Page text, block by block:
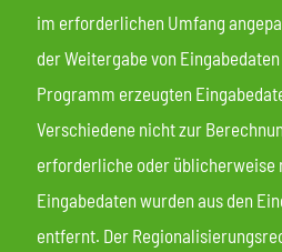
im erforderlichen Umfang
der Weitergabe von
Programm erzeugten
Verschiedene nicht zur
erforderliche oder üblicherweise
Eingabedaten wurden aus den
entfernt. Der